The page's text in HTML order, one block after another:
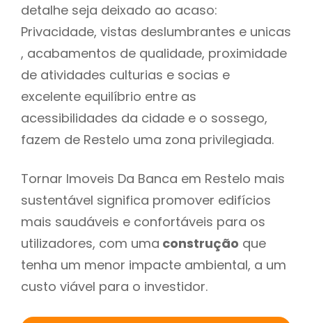
detalhe seja deixado ao acaso:
Privacidade, vistas deslumbrantes e unicas
, acabamentos de qualidade, proximidade
de atividades culturias e socias e
excelente equilíbrio entre as
acessibilidades da cidade e o sossego,
fazem de Restelo uma zona privilegiada.
Tornar Imoveis Da Banca em Restelo mais
sustentável significa promover edifícios
mais saudáveis e confortáveis para os
utilizadores, com uma construção que
tenha um menor impacte ambiental, a um
custo viável para o investidor.